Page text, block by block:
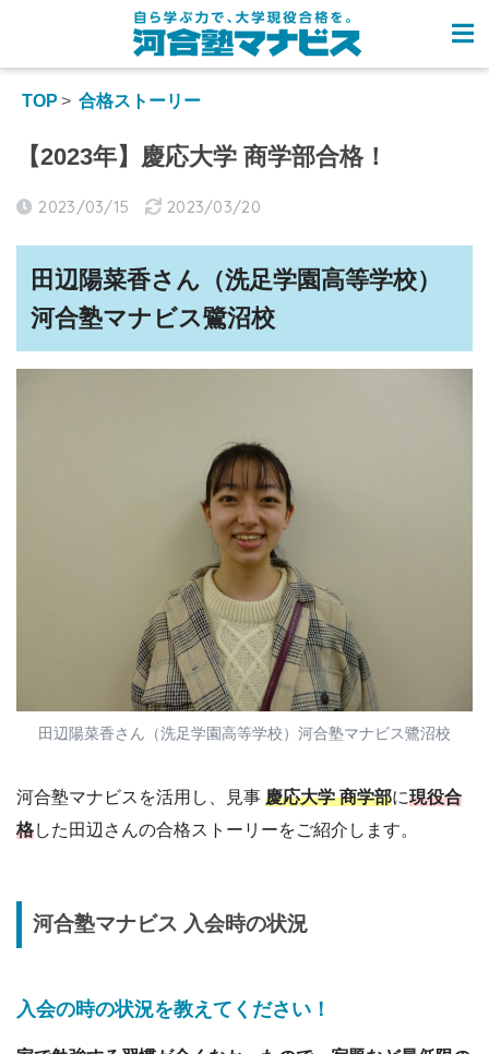
TOP 合格ストーリー
【2023年】慶応大学 商学部合格！
2023/03/15 2023/03/20
田辺陽菜香さん（洗足学園高等学校）
河合塾マナビス鷺沼校
田辺陽菜香さん（洗足学園高等学校）河合塾マナビス鷺沼校
河合塾マナビスを活用し、見事 慶応大学 商学部に現役合
格した田辺さんの合格ストーリーをご紹介します。
河合塾マナビス 入会時の状況
入会の時の状況を教えてください ！